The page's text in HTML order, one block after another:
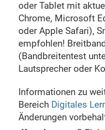
oder Tablet mit
Chrome, Microsoft
oder Apple Safari),
empfohlen!
(Bandbreitentest
Lautsprecher oder
Informationen zu
Bereich Digitales
Änderungen